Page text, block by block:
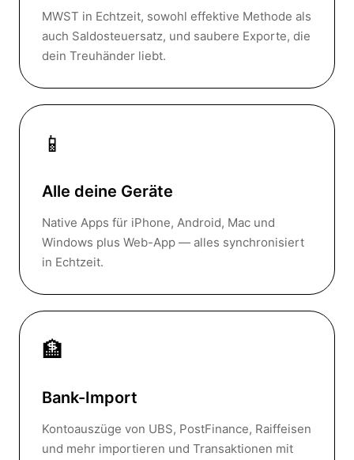
MWST in Echtzeit, sowohl effektive Methode als
auch Saldosteuersatz, und saubere Exporte, die
dein Treuhänder liebt.
📱
Alle deine Geräte
Native Apps für iPhone, Android, Mac und
Windows plus Web-App — alles synchronisiert
in Echtzeit.
🏦
Bank-Import
Kontoauszüge von UBS, PostFinance, Raiffeisen
und mehr importieren und Transaktionen mit